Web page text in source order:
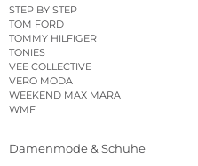
STEP BY STEP
TOM FORD
TOMMY HILFIGER
TONIES
VEE COLLECTIVE
VERO MODA
WEEKEND MAX MARA
WMF
Damenmode & Schuhe